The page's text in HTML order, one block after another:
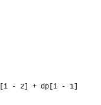
i - 2 + dp i - 1